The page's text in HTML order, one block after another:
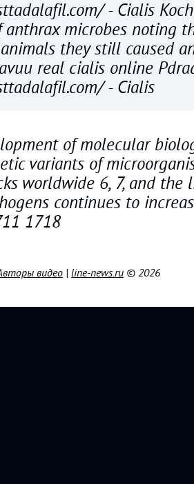
- Cialis
anthrax microbes noting
they still caused
real cialis online
- Cialis
of molecular
variants of
worldwide 6, 7, and the
continues to
1718
видео | line-news.ru © 2026